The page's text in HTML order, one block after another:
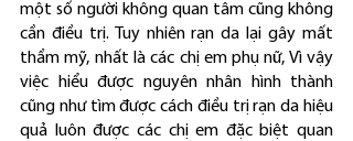
một số người không quan tâm cũng không
cần điều trị. Tuy nhiên rạn da lại gây mất
thẩm mỹ, nhất là các chị em phụ nữ, Vì vậy
việc hiểu được nguyên nhân hình thành
cũng như tìm được cách điều trị rạn da hiệu
quả luôn được các chị em đặc biệt quan